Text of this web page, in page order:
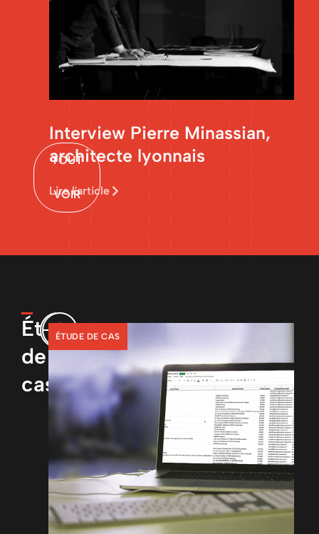
TOUT
VOIR
Interview Pierre Minassian,
architecte lyonnais
Lire l'article
Étude
de
cas
ÉTUDE DE CAS